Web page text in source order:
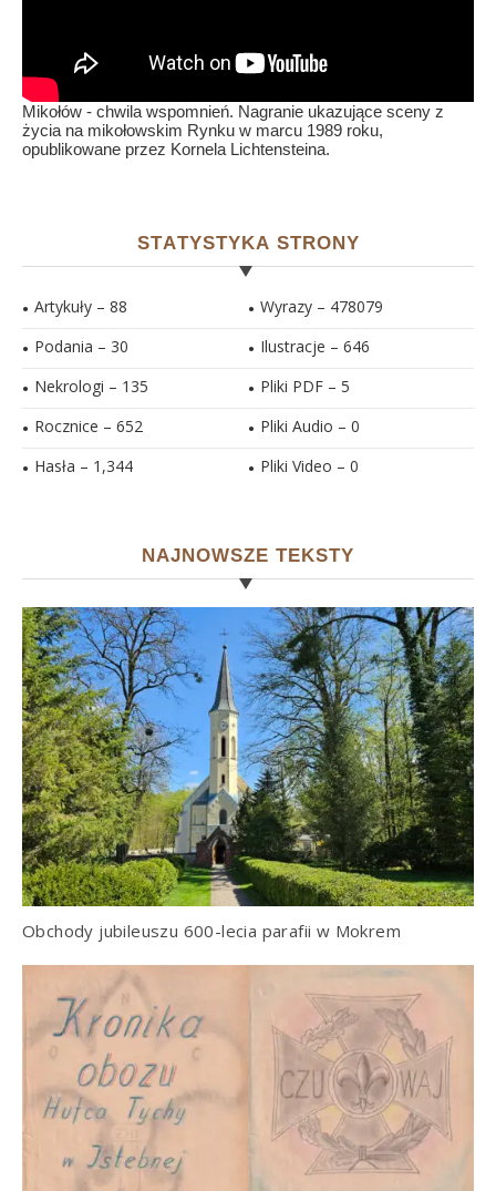
Mikołów - chwila wspomnień. Nagranie ukazujące sceny z
życia na mikołowskim Rynku w marcu 1989 roku,
opublikowane przez Kornela Lichtensteina.
STATYSTYKA STRONY
Artykuły – 88
Podania – 30
Nekrologi – 135
Rocznice – 652
Hasła – 1,344
Wyrazy – 478079
Ilustracje – 646
Pliki PDF – 5
Pliki Audio – 0
Pliki Video – 0
NAJNOWSZE TEKSTY
Obchody jubileuszu 600-lecia parafii w Mokrem